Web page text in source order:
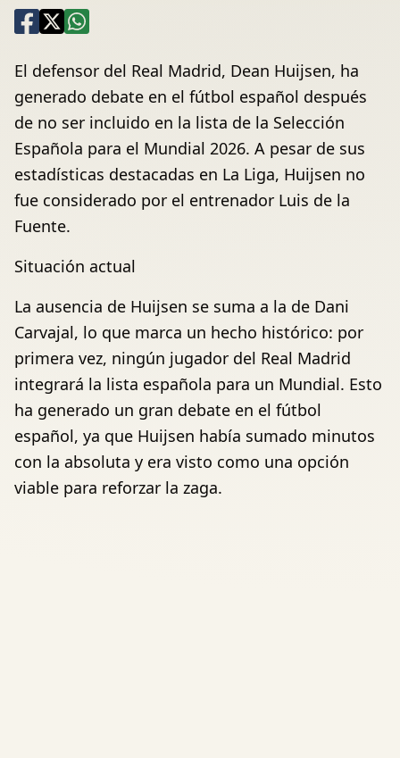
El defensor del Real Madrid, Dean Huijsen, ha
generado debate en el fútbol español después
de no ser incluido en la lista de la Selección
Española para el Mundial 2026. A pesar de sus
estadísticas destacadas en La Liga, Huijsen no
fue considerado por el entrenador Luis de la
Fuente.
Situación actual
La ausencia de Huijsen se suma a la de Dani
Carvajal, lo que marca un hecho histórico: por
primera vez, ningún jugador del Real Madrid
integrará la lista española para un Mundial. Esto
ha generado un gran debate en el fútbol
español, ya que Huijsen había sumado minutos
con la absoluta y era visto como una opción
viable para reforzar la zaga.